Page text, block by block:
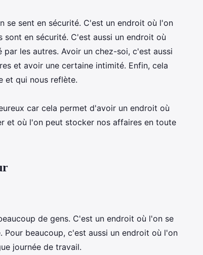
se sent en sécurité. C'est un endroit où l'on
en sécurité. C'est aussi un endroit où
les autres. Avoir un chez-soi, c'est aussi
et avoir une certaine intimité. Enfin, cela
et qui nous reflète.
car cela permet d'avoir un endroit où
et où l'on peut stocker nos affaires en toute
de gens. C'est un endroit où l'on se
beaucoup, c'est aussi un endroit où l'on
journée de travail.